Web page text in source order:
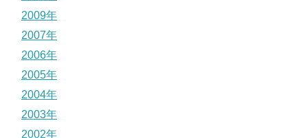
2009年
2007年
2006年
2005年
2004年
2003年
2002年